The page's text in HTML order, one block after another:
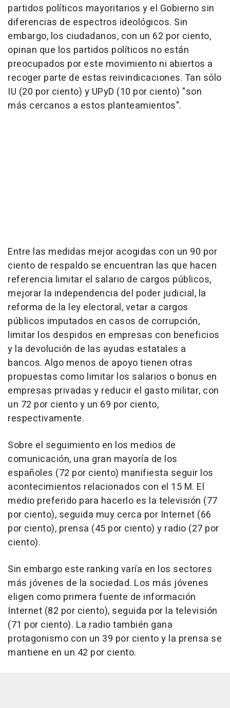
partidos políticos mayoritarios y el Gobierno sin
diferencias de espectros ideológicos. Sin
embargo, los ciudadanos, con un 62 por ciento,
opinan que los partidos políticos no están
preocupados por este movimiento ni abiertos a
recoger parte de estas reivindicaciones. Tan sólo
IU (20 por ciento) y UPyD (10 por ciento) "son
más cercanos a estos planteamientos".
Entre las medidas mejor acogidas con un 90 por
ciento de respaldo se encuentran las que hacen
referencia limitar el salario de cargos públicos,
mejorar la independencia del poder judicial, la
reforma de la ley electoral, vetar a cargos
públicos imputados en casos de corrupción,
limitar los despidos en empresas con beneficios
y la devolución de las ayudas estatales a
bancos. Algo menos de apoyo tienen otras
propuestas como limitar los salarios o bonus en
empresas privadas y reducir el gasto militar, con
un 72 por ciento y un 69 por ciento,
respectivamente.
Sobre el seguimiento en los medios de
comunicación, una gran mayoría de los
españoles (72 por ciento) manifiesta seguir los
acontecimientos relacionados con el 15 M. El
medio preferido para hacerlo es la televisión (77
por ciento), seguida muy cerca por Internet (66
por ciento), prensa (45 por ciento) y radio (27 por
ciento).
Sin embargo este ranking varía en los sectores
más jóvenes de la sociedad. Los más jóvenes
eligen como primera fuente de información
Internet (82 por ciento), seguida por la televisión
(71 por ciento). La radio también gana
protagonismo con un 39 por ciento y la prensa se
mantiene en un 42 por ciento.